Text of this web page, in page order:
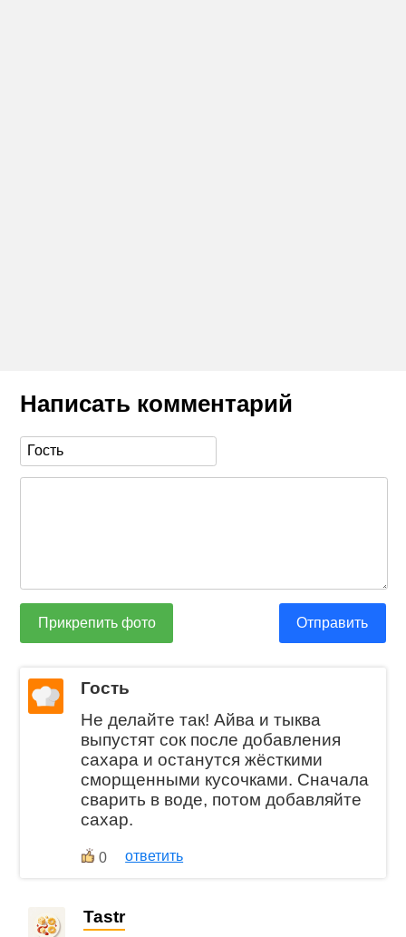
Написать комментарий
Прикрепить фото Отправить
Гость
Не делайте так! Айва и тыква
выпустят сок после добавления
сахара и останутся жёсткими
сморщенными кусочками. Сначала
сварить в воде, потом добавляйте
сахар.
0 ответить
Tastr